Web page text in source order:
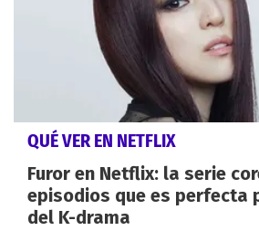
QUÉ VER EN NETFLIX
Furor en Netflix: la serie
episodios que es perfecta
del K-drama